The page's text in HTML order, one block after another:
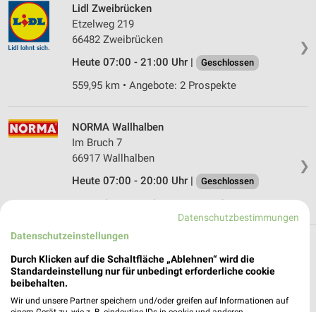
❯
Lidl Zweibrücken
Etzelweg 219
66482 Zweibrücken
Heute 07:00 - 21:00 Uhr |
Geschlossen
559,95 km • Angebote: 2 Prospekte
❯
NORMA Wallhalben
Im Bruch 7
66917 Wallhalben
Heute 07:00 - 20:00 Uhr |
Geschlossen
544,47 km • Angebote: 4 Prospekte
Discounter Angebote und Prospekte für
Dellfeld
17 Prospekte
Datenschutzbestimmungen
Datenschutzeinstellungen
Durch Klicken auf die Schaltfläche „Ablehnen“ wird die
Standardeinstellung nur für unbedingt erforderliche cookie
beibehalten.
Wir und unsere Partner speichern und/oder greifen auf Informationen auf